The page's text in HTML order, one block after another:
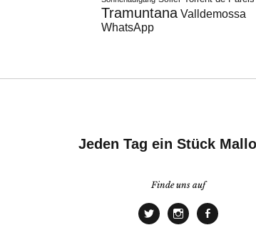
Tramuntana Valldemossa
WhatsApp
Jeden Tag ein Stück
Finde uns auf